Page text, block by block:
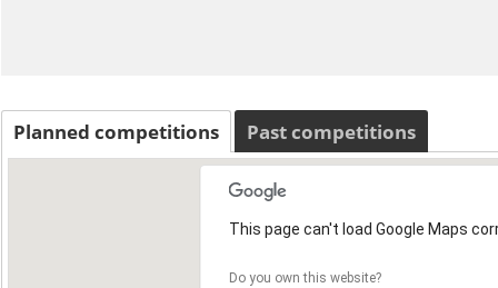
Planned competitions Past competitions
This page can't load Google Maps
Do you own this website?